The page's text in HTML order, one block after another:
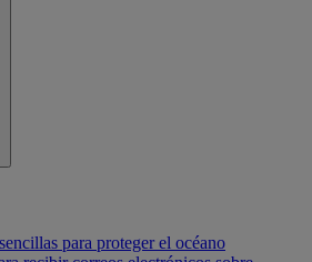
para proteger el océano